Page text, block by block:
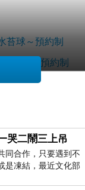
苔球～預約制
蠟燭）預約制
哭二鬧三上吊
同合作，只要遇到不
是凍結，最近文化部
，在110年